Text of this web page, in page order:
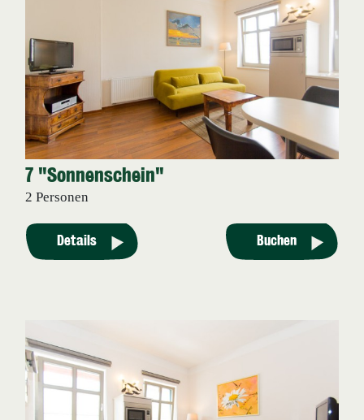
7 "Sonnenschein"
2 Personen
Details Buchen